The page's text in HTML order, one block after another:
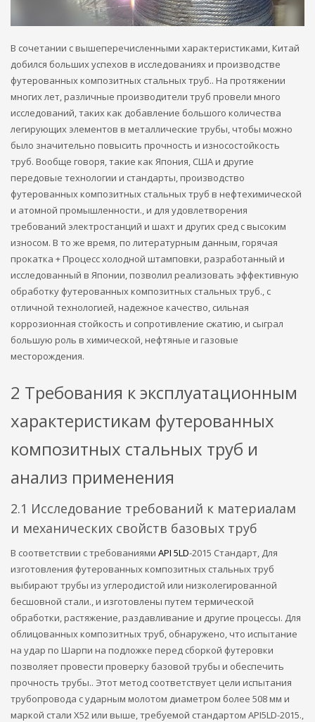
В сочетании с вышеперечисленными характеристиками, Китай
добился больших успехов в исследованиях и производстве
футерованных композитных стальных труб.. На протяжении
многих лет, различные производители труб провели много
исследований, таких как добавление большого количества
легирующих элементов в металлические трубы, чтобы можно
было значительно повысить прочность и износостойкость
труб. Вообще говоря, такие как Япония, США и другие
передовые технологии и стандарты, производство
футерованных композитных стальных труб в нефтехимической
и атомной промышленности., и для удовлетворения
требований электростанций и шахт и других сред с высоким
износом. В то же время, по литературным данным, горячая
прокатка + Процесс холодной штамповки, разработанный и
исследованный в Японии, позволил реализовать эффективную
обработку футерованных композитных стальных труб., с
отличной технологией, надежное качество, сильная
коррозионная стойкость и сопротивление сжатию, и сыграл
большую роль в химической, нефтяные и газовые
месторождения.
2 Требования к эксплуатационным
характеристикам футерованных
композитных стальных труб и
анализ применения
2.1 Исследование требований к материалам
и механических свойств базовых труб
В соответствии с требованиями API 5LD-2015 Стандарт, Для
изготовления футерованных композитных стальных труб
выбирают трубы из углеродистой или низколегированной
бесшовной стали., и изготовлены путем термической
обработки, растяжение, раздавливание и другие процессы. Для
облицованных композитных труб, обнаружено, что испытание
на удар по Шарпи на подложке перед сборкой футеровки
позволяет провести проверку базовой трубы и обеспечить
прочность трубы.. Этот метод соответствует цели испытания
трубопровода с ударным молотом диаметром более 508 мм и
маркой стали X52 или выше, требуемой стандартом API5LD-2015.,